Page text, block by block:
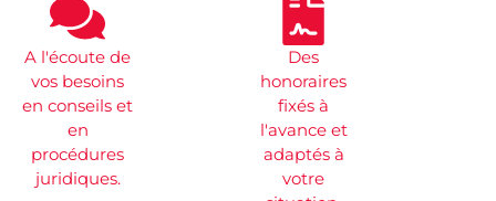
A l'écoute de
vos besoins
en conseils et
en
procédures
juridiques.
Des
honoraires
fixés à
l'avance et
adaptés à
votre